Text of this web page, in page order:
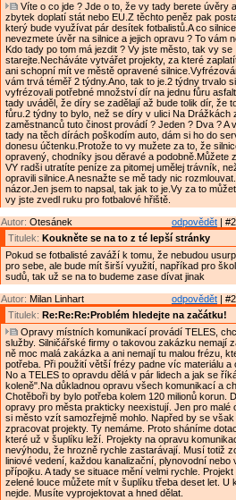
Víte o co jde ? Jde o to, že vy tady berete úvěry
zbytek doplatí stát nebo EU.Z těchto peněz pak
který bude využívat pár desítek fotbalistů.A co
nevezmete úvěr na silnice a jejich opravu ? To vám
Kdo tady po tom má jezdit ? Vy jste město, tak vy se
starejte.Necháváte vytvářet projekty, za které
ani schopní mít ve městě opravené
vám trvá téměř 2 týdny.Ano, tak to je.2 týdny trvalo
vyfrézovali potřebné množství dír na jednu fůru
tady uváděl, že díry se zadělají až bude tolik dír, že
fůru.2 týdny to bylo, než se díry v ulici Na Drážkách
zaměstnanců tuto činost provádí ? Jeden ? Dva ? A
tady na těch dírách poškodím auto, dám si ho do
donesu účtenku.Protože to vy mužete za to, že
opravený, chodníky jsou děravé a podobně.Můžete
VY radši utratíte peníze za pitomej umělej trávník,
opravili silnice.A nesnažte se mě tady nic
názor.Jen jsem to napsal, tak jak to je.Vy za to
vy jste zvedl ruku pro fotbalové hřiště.
odpovědět |
Autor: Otesánek
Titulek: Koukněte se na to z té lepší stránky
Pokud se fotbalisté zaváží k tomu, že nebudou
pro sebe, ale bude mít širší využití, napříkad pro
sudů, tak už se na to budeme zase dívat jinak
odpovědět |
Autor: Milan Linhart
Titulek: Re:Re:Re:Problém hledejte na začátku!
Opravy místních komunikací provádí TELES,
služby. Silničářské firmy o takovou zakázku nemají
ně moc malá zakázka a ani nemají tu malou frézu,
potřeba. Při použití větší frézy padne víc materiálu a
No a TELES to opravdu dělá v pár lidech a jak se
koleně".Na důkladnou opravu všech komunikací a
Chotěboři by bylo potřeba kolem 120 milionů korun.
opravy pro města prakticky neexistují. Jen pro malé
si město vzít samozřejmě mohlo. Napřed by se
zpracovat projekty. Ty nemáme. Proto sháníme
které už v šuplíku leží. Projekty na opravu
nevýhodu, že hrozně rychle zastarávají. Musí totiž
liniové vedení, každou kanalizační, plynovodní nebo
přípojku. A tady se situace mění velmi rychle.
zelené louce můžete mít v šuplíku třeba deset let. U
nejde. Musíte vyprojektovat a hned dělat.